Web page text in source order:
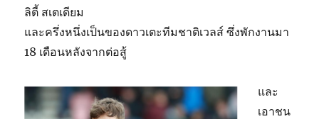
ลิตี้ สเตเดียม
และครึ่งหนึ่งเป็นของดาวเตะทีมชาติเวลส์ ซึ่งพักงานมา
18 เดือนหลังจากต่อสู้
และ
เอาชน